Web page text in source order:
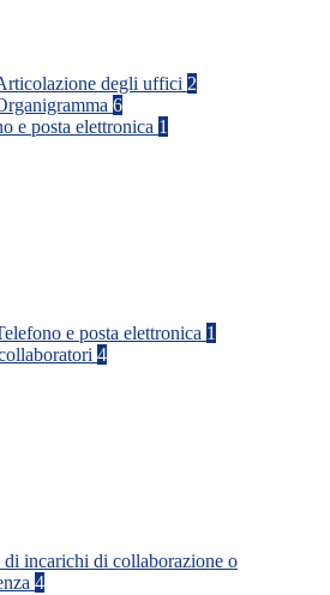
degli uffici 2
6
e posta elettronica 1
e posta elettronica 1
4
incarichi di collaborazione o
4